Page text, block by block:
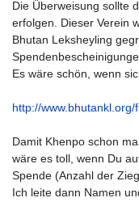
Die Überweisung sollte
erfolgen. Dieser Verein
Bhutan Leksheyling
Es wäre schön, wenn
http://www.bhutankl.org/
Damit Khenpo schon
wäre es toll, wenn Du
Spende (Anzahl der
Ich leite dann Namen